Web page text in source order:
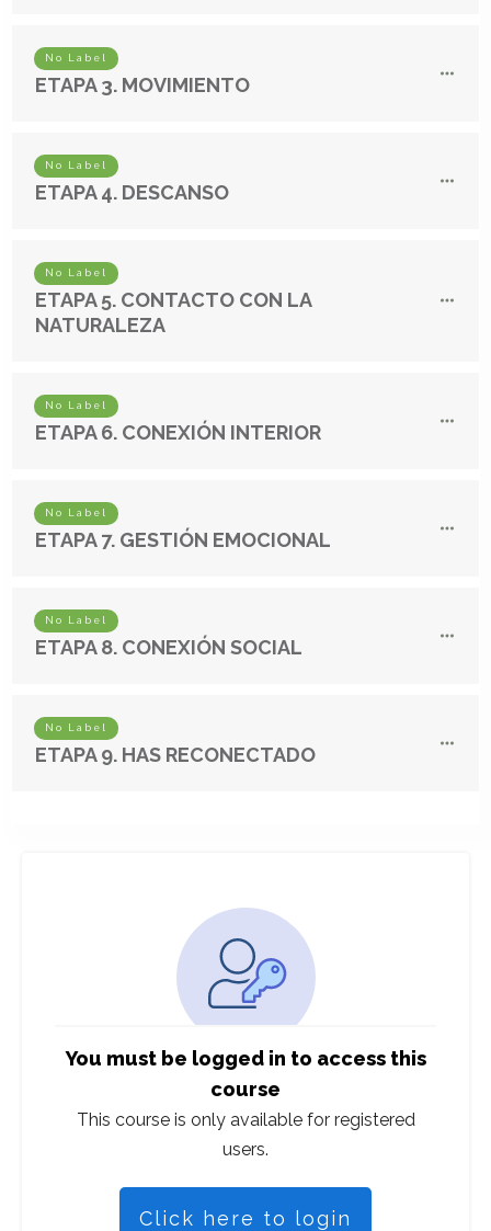
You must be logged in to access this
course
This course is only available for registered
users.
Click here to login
No Label
ETAPA 3. MOVIMIENTO
No Label
ETAPA 4. DESCANSO
No Label
ETAPA 5. CONTACTO CON LA
NATURALEZA
No Label
ETAPA 6. CONEXIÓN INTERIOR
No Label
ETAPA 7. GESTIÓN EMOCIONAL
No Label
ETAPA 8. CONEXIÓN SOCIAL
No Label
ETAPA 9. HAS RECONECTADO